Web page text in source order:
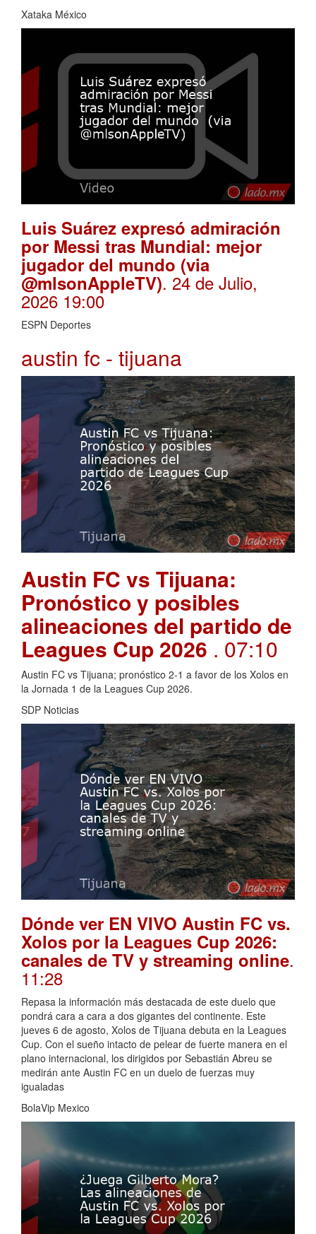
Xataka México
Luis Suárez expresó admiración
por Messi tras Mundial: mejor
jugador del mundo (via
@mlsonAppleTV). 24 de Julio,
2026 19:00
ESPN Deportes
austin fc - tijuana
Austin FC vs Tijuana:
Pronóstico y posibles
alineaciones del partido de
Leagues Cup 2026 . 07:10
Austin FC vs Tijuana; pronóstico 2-1 a favor de los Xolos en
la Jornada 1 de la Leagues Cup 2026.
SDP Noticias
Dónde ver EN VIVO Austin FC vs.
Xolos por la Leagues Cup 2026:
canales de TV y streaming online.
11:28
Repasa la información más destacada de este duelo que
pondrá cara a cara a dos gigantes del continente. Este
jueves 6 de agosto, Xolos de Tijuana debuta en la Leagues
Cup. Con el sueño intacto de pelear de fuerte manera en el
plano internacional, los dirigidos por Sebastián Abreu se
medirán ante Austin FC en un duelo de fuerzas muy
igualadas
BolaVip Mexico